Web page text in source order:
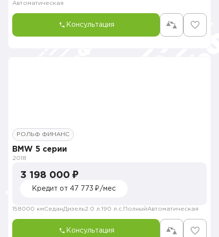
Автоматическая
Консультация
РОЛЬФ ФИНАНС
BMW 5 серии
2018
3 198 000 ₽
Кредит от 47 773 ₽/мес
158000 кмСеданДизель2.0 л. 190 л.с. ПолныйАвтоматическая
Консультация